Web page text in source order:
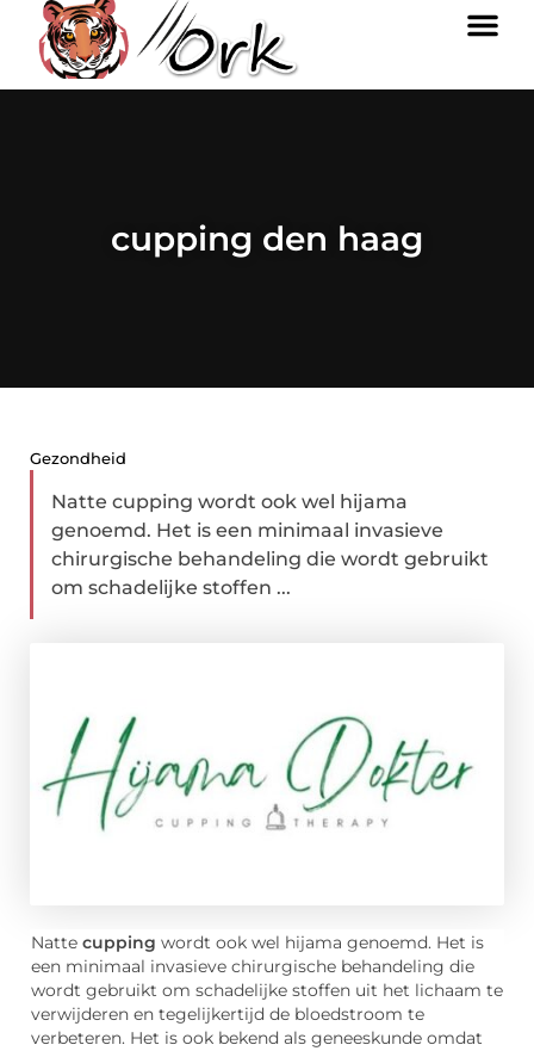
cupping den haag
Gezondheid
Natte cupping wordt ook wel hijama
genoemd. Het is een minimaal invasieve
chirurgische behandeling die wordt gebruikt
om schadelijke stoffen ...
Natte cupping wordt ook wel hijama genoemd. Het is
een minimaal invasieve chirurgische behandeling die
wordt gebruikt om schadelijke stoffen uit het lichaam te
verwijderen en tegelijkertijd de bloedstroom te
verbeteren. Het is ook bekend als geneeskunde omdat